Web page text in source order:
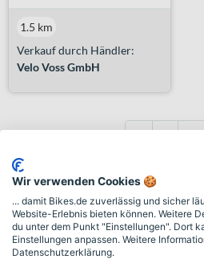
Verkauf durch Händler:
Velo Voss GmbH
1.5 km
Previous
E-Bikes –
und alltagstauglich
Elektrische Unterstützung bis 25
Wir verwenden Cookies 🍪
... damit Bikes.de zuverlässig und sicher
Website-Erlebnis bieten können. Weitere
du unter dem Punkt "Einstellungen". Dort
Einstellungen anpassen. Weitere
Datenschutzerklärung.